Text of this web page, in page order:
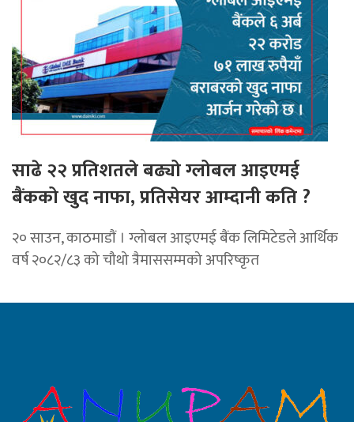
साढे २२ प्रतिशतले बढ्यो ग्लोबल आइएमई
बैंकको खुद नाफा, प्रतिसेयर आम्दानी कति ?
२० साउन, काठमाडाैं । ग्लोबल आइएमई बैंक लिमिटेडले आर्थिक
वर्ष २०८२/८३ को चौथो त्रैमाससम्मको अपरिष्कृत